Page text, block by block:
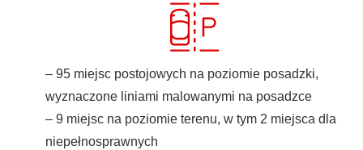
– 95 miejsc postojowych na poziomie posadzki,
wyznaczone liniami malowanymi na posadzce
– 9 miejsc na poziomie terenu, w tym 2 miejsca dla
niepełnosprawnych